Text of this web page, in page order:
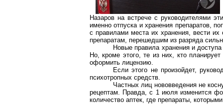
Назаров на встрече с руководителями
именно отпуска и хранения препаратов,
с правилами места их хранения, вести их
препаратам, перешедшим из разряда
Новые правила хранения и
Но, кроме этого, те из них, кто
оформить лицензию.
Если этого не произойдет,
психотропных средств.
Частных лиц нововведения не
рецептам. Правда, с 1 июля изменится
количество аптек, где препараты,